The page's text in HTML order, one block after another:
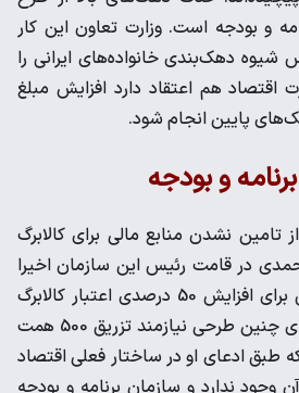
و بودجه است. وزارت تعاون این کار
شیوه دهک‌بندی خانواده‌های ایرانی را
اقتصاد هم اعتقاد دارد افزایش مبلغ
پایین انجام شود.
و بودجه
تامین نشدن منابع مالی برای کالابرگ
در قامت رئیس این سازمان اخیرا
با اشاره به پیشنهادهایی برای افزایش 50 درصدی اعتبار کالابرگ
الکترونیکی اعلام کرد اجرای چنین طرحی نیازمند تزریق 500 همت
طبق ادعای او در ساختار فعلی اقتصاد
وجود ندارد و سازمان برنامه و بودجه